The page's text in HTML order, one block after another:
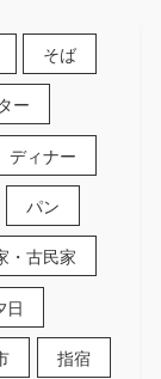
そば
ー
ディナー
パン
・古民家
日
指宿